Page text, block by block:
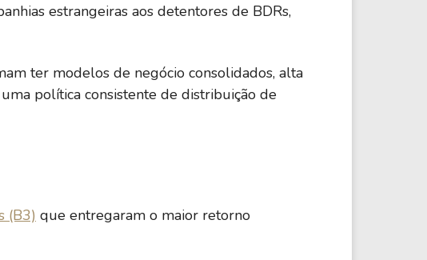
estrangeiras aos detentores de BDRs,
ter modelos de negócio consolidados, alta
política consistente de distribuição de
(B3) que entregaram o maior retorno